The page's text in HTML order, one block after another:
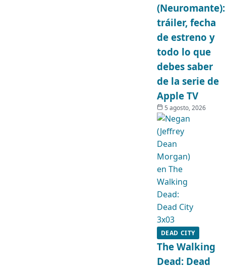
(Neuromante):
tráiler, fecha
de estreno y
todo lo que
debes saber
de la serie de
Apple TV
5 agosto, 2026
DEAD CITY
The Walking
Dead: Dead